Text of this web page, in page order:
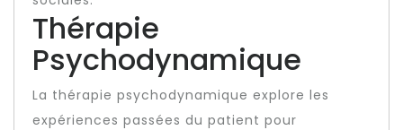
Thérapie
Psychodynamique
La thérapie psychodynamique explore les
expériences passées du patient pour